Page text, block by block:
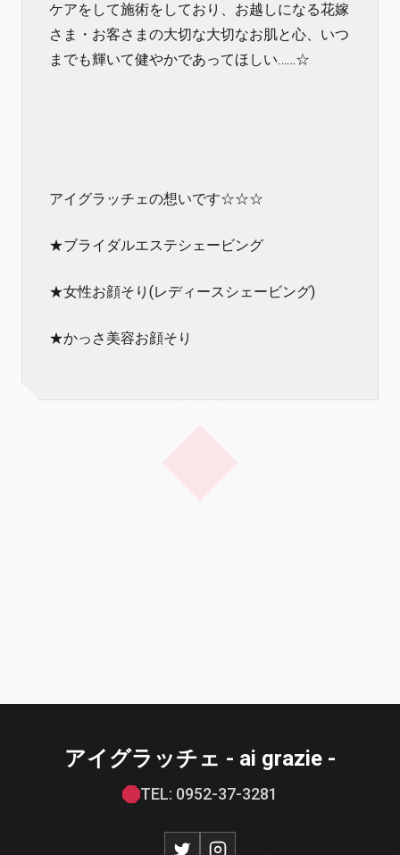
ケアをして施術をしており、お越しになる花嫁
さま・お客さまの大切な大切なお肌と心、いつ
までも輝いて健やかであってほしい……☆
アイグラッチェの想いです☆☆☆
★ブライダルエステシェービング
★女性お顔そり(レディースシェービング)
★かっさ美容お顔そり
アイグラッチェ - ai grazie -
TEL: 0952-37-3281